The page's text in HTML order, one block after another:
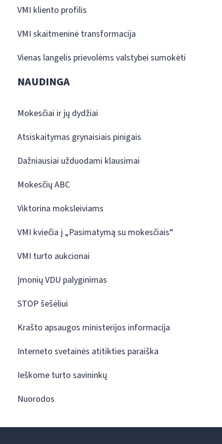
VMI kliento profilis
VMI skaitmeninė transformacija
Vienas langelis prievolėms valstybei sumokėti
NAUDINGA
Mokesčiai ir jų dydžiai
Atsiskaitymas grynaisiais pinigais
Dažniausiai užduodami klausimai
Mokesčių ABC
Viktorina moksleiviams
VMI kviečia į „Pasimatymą su mokesčiais“
VMI turto aukcionai
Įmonių VDU palyginimas
STOP šešėliui
Krašto apsaugos ministerijos informacija
Interneto svetainės atitikties paraiška
Ieškome turto savininkų
Nuorodos